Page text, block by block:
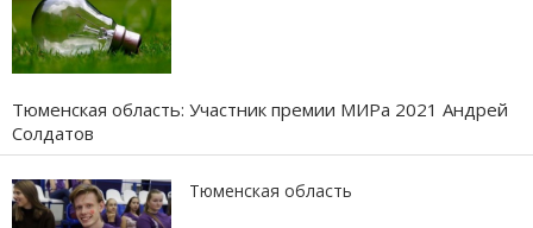
Тюменская область: Участник премии МИРа 2021 Андрей
Солдатов
Тюменская область